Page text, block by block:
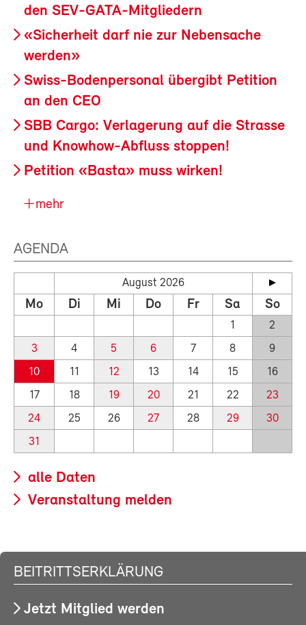
den SEV-GATA-Mitgliedern
«Sicherheit darf nie zur Nebensache
werden»
Swiss-Bodenpersonal übergibt Petition
an den CEO
SBB Cargo: Verlagerung auf die Strasse
und Knowhow-Abfluss stoppen!
Petition «Basta» muss wirken!
mehr
AGENDA
August 2026
Mo Di Mi Do Fr Sa So
1
2
3
4 5 6 7 8
9
10
11 12 13 14 15
16
17
18 19 20 21 22
23
24
25 26 27 28 29
30
31
alle Daten
Veranstaltung melden
BEITRITTSERKLÄRUNG
Jetzt Mitglied werden